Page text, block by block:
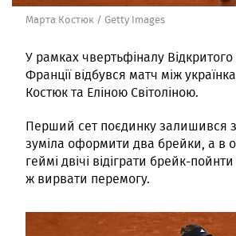
Марта Костюк / Getty Images
У рамках чвертьфіналу
Франції відбувся матч між
Костюк та Еліною Світоліною.
Перший сет поєдинку залишився
зуміла оформити два брейки, а в
геймі двічі відіграти брейк-
ж вирвати перемогу.